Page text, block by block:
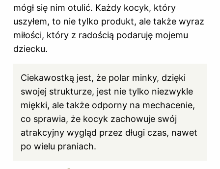
mógł się nim otulić. Każdy kocyk, który
uszyłem, to nie tylko produkt, ale także wyraz
miłości, który z radością podaruję mojemu
dziecku.
Ciekawostką jest, że polar minky, dzięki
swojej strukturze, jest nie tylko niezwykle
miękki, ale także odporny na mechacenie,
co sprawia, że kocyk zachowuje swój
atrakcyjny wygląd przez długi czas, nawet
po wielu praniach.